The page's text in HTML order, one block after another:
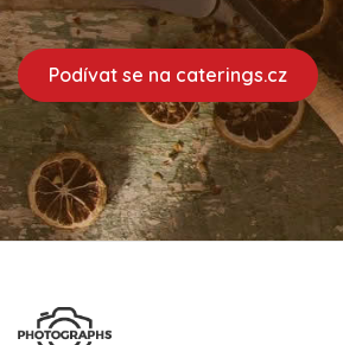
Podívat se na caterings.cz